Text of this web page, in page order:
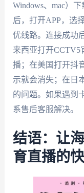
Windows、mac）下
后，打开APP，选
优线路。连接成功
来西亚打开CCTV5
播；在美国打开抖
示就会消失；在日
的问题。如果遇到
系售后客服解决。
结语：让
育直播的